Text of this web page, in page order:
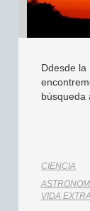
Ddesde
búsqueda
CIENCIA
VIDA